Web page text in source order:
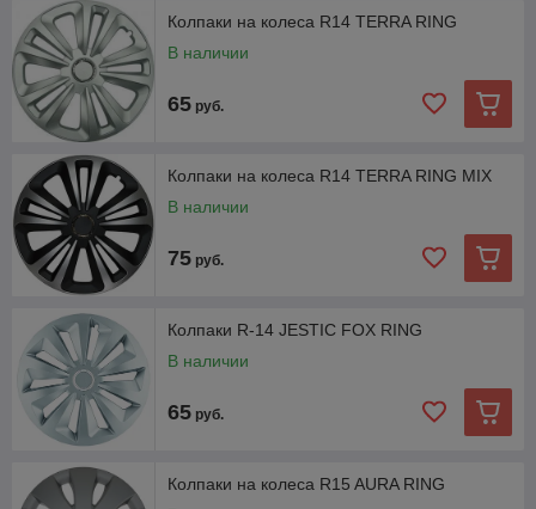
Колпаки на колеса R14 TERRA RING
В наличии
65 руб.
Колпаки на колеса R14 TERRA RING MIX
В наличии
75 руб.
Колпаки R-14 JESTIC FOX RING
В наличии
65 руб.
Колпаки на колеса R15 AURA RING